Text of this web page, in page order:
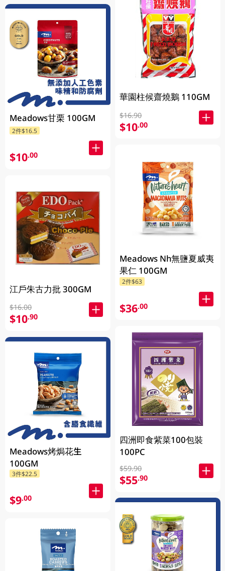
Meadows甘栗 100GM
2件$16.5
$10.00
江戶朱古力批 300GM
$16.00
$10.90
Meadows烤焗花生
100GM
3件$22.5
$9.00
華園柱候齋燒鵝 110GM
$16.90
$10.00
Meadows Nh無鹽夏威夷
果仁 100GM
2件$63
$36.00
四洲即食紫菜100包裝
100PC
$59.90
$55.90